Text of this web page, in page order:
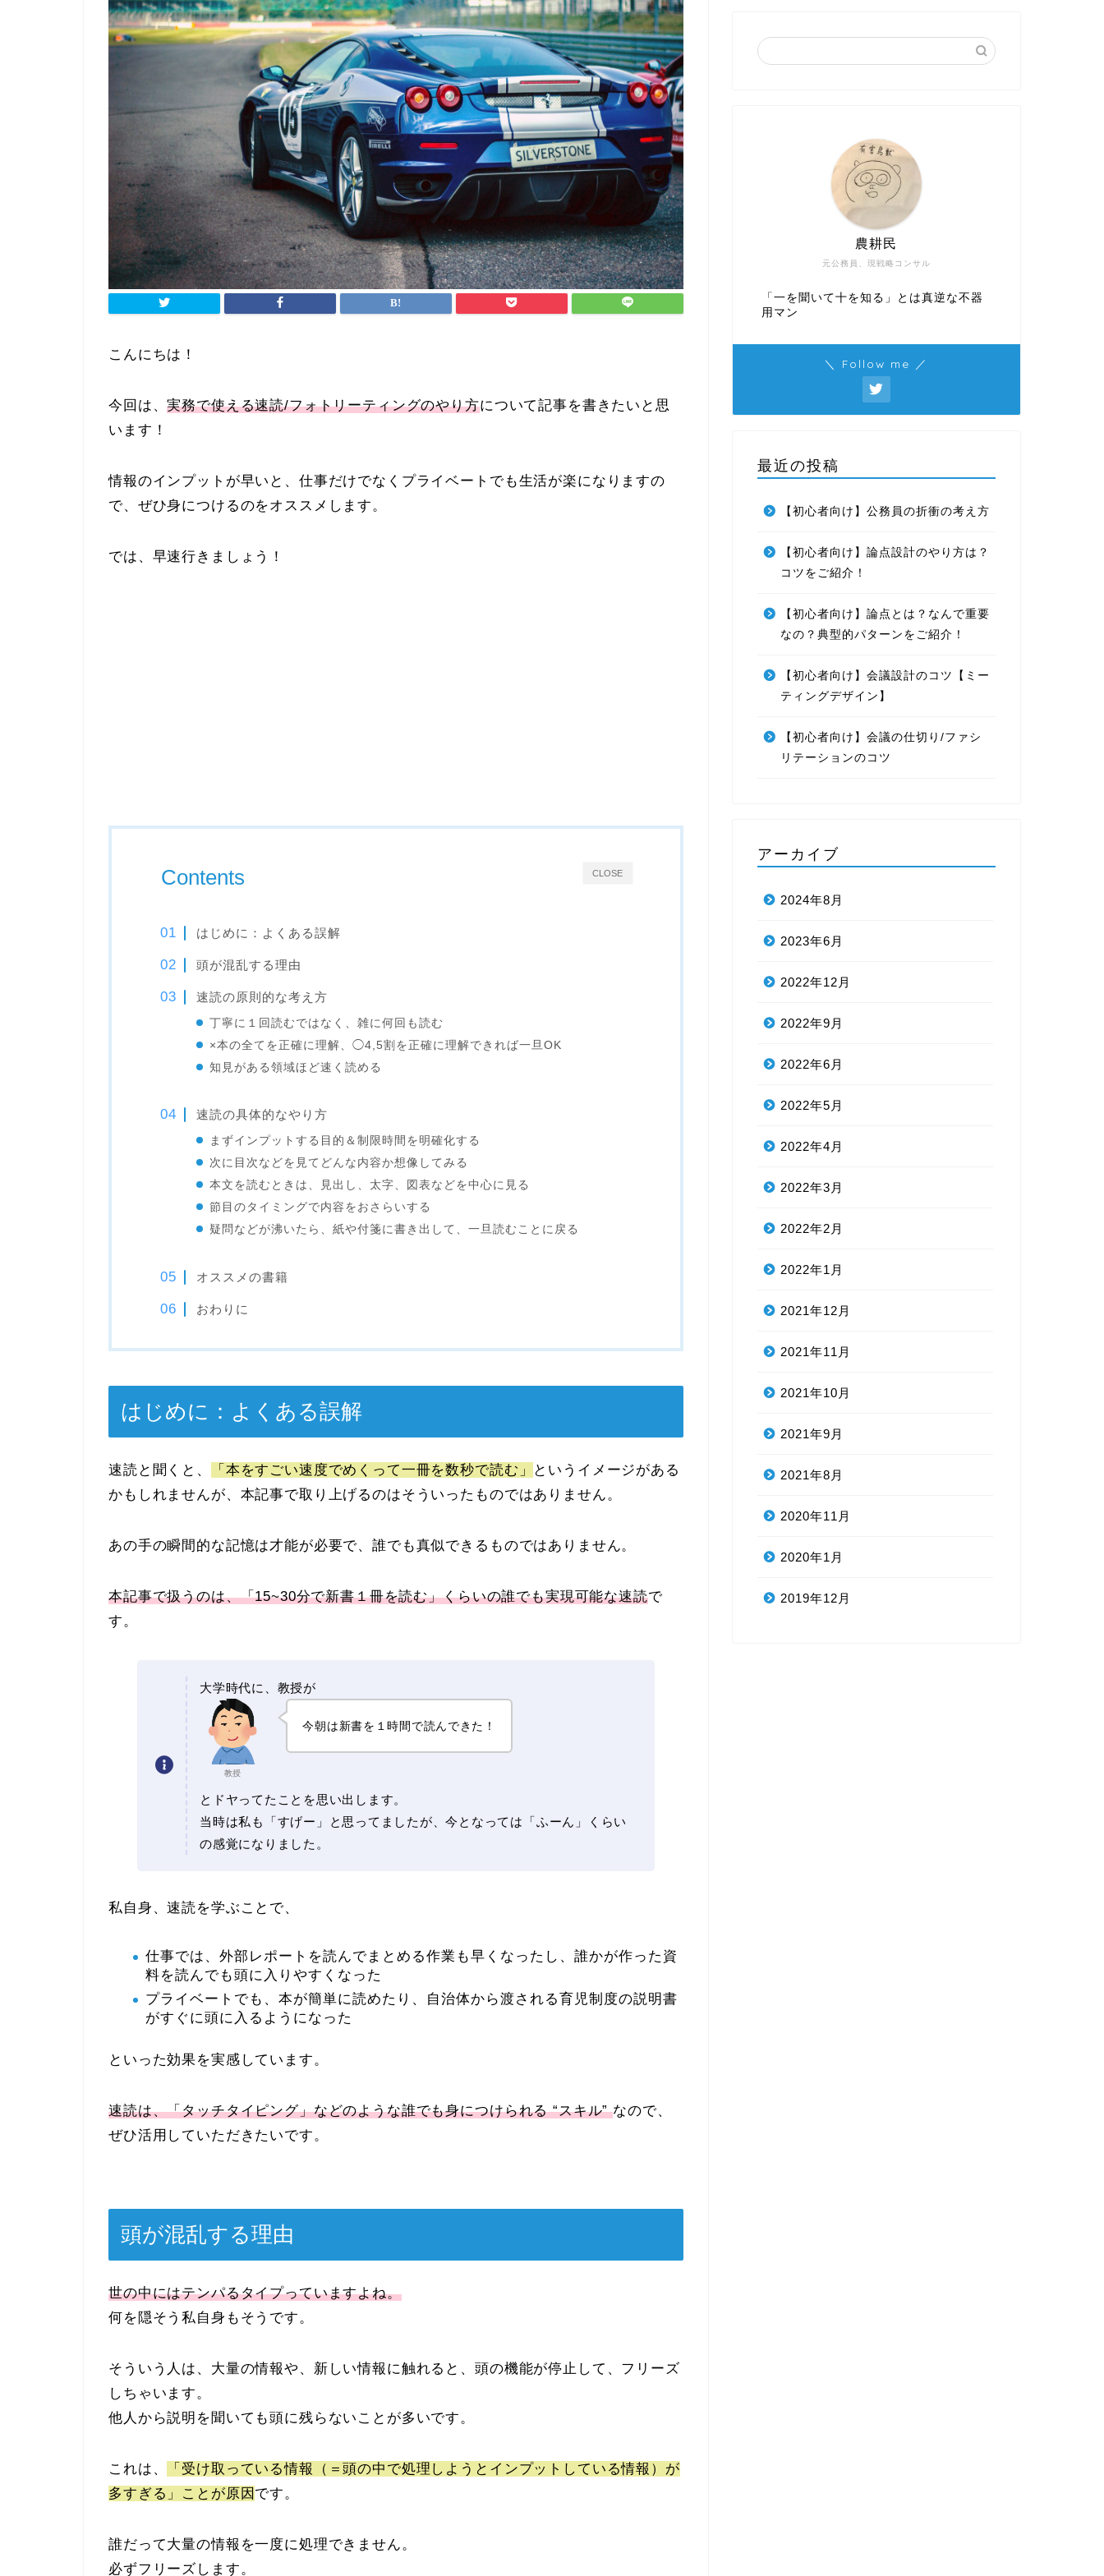
こんにちは！
今回は、実務で使える速読/フォトリーティングのやり方について記事を書きたいと思
います！
情報のインプットが早いと、仕事だけでなくプライベートでも生活が楽になりますの
で、ぜひ身につけるのをオススメします。
では、早速行きましょう！
CLOSE
Contents
はじめに：よくある誤解
頭が混乱する理由
速読の原則的な考え方
丁寧に１回読むではなく、雑に何回も読む
×本の全てを正確に理解、◯4,5割を正確に理解できれば一旦OK
知見がある領域ほど速く読める
速読の具体的なやり方
まずインプットする目的＆制限時間を明確化する
次に目次などを見てどんな内容か想像してみる
本文を読むときは、見出し、太字、図表などを中心に見る
節目のタイミングで内容をおさらいする
疑問などが沸いたら、紙や付箋に書き出して、一旦読むことに戻る
オススメの書籍
おわりに
はじめに：よくある誤解
速読と聞くと、 「本をすごい速度でめくって一冊を数秒で読む」
というイメージがある
かもしれませんが、本記事で取り上げるのはそういったものではありません。
あの手の瞬間的な記憶は才能が必要で、誰でも真似できるものではありません。
本記事で扱うのは、「15~30分で新書１冊を読む」くらいの誰でも実現可能な速読で
す。
大学時代に、教授が
教授
今朝は新書を１時間で読んできた！
とドヤってたことを思い出します。
当時は私も「すげー」と思ってましたが、今となっては「ふーん」くらい
の感覚になりました。
私自身、速読を学ぶことで、
仕事では、外部レポートを読んでまとめる作業も早くなったし、誰かが作った資
料を読んでも頭に入りやすくなった
プライベートでも、本が簡単に読めたり、自治体から渡される育児制度の説明書
がすぐに頭に入るようになった
といった効果を実感しています。
速読は、「タッチタイピング」などのような誰でも身につけられる “スキル”なので、
ぜひ活用していただきたいです。
頭が混乱する理由
世の中にはテンパるタイプっていますよね。
何を隠そう私自身もそうです。
そういう人は、大量の情報や、新しい情報に触れると、頭の機能が停止して、フリーズ
しちゃいます。
他人から説明を聞いても頭に残らないことが多いです。
これは、
「受け取っている情報（＝頭の中で処理しようとインプットしている情報）が
多すぎる」ことが原因 です。
誰だって大量の情報を一度に処理できません。
必ずフリーズします。
元公務員、現戦略コンサル
農耕民
「一を聞いて十を知る」とは真逆な不器
用マン
＼ Follow me ／
最近の投稿
【初心者向け】公務員の折衝の考え方
【初心者向け】論点設計のやり方は？
コツをご紹介！
【初心者向け】論点とは？なんで重要
なの？典型的パターンをご紹介！
【初心者向け】会議設計のコツ【ミー
ティングデザイン】
【初心者向け】会議の仕切り/ファシ
リテーションのコツ
アーカイブ
2024年8月
2023年6月
2022年12月
2022年9月
2022年6月
2022年5月
2022年4月
2022年3月
2022年2月
2022年1月
2021年12月
2021年11月
2021年10月
2021年9月
2021年8月
2020年11月
2020年1月
2019年12月